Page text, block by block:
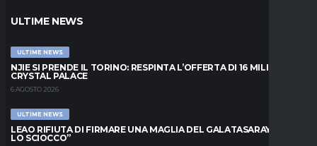
ULTIME NEWS
ULTIME NEWS
NJIE SI PRENDE IL TORINO: RESPINTA L’OFFERTA DI 16 MILIONI DAL
CRYSTAL PALACE
6 AGOSTO 2026
ULTIME NEWS
LEAO RIFIUTA DI FIRMARE UNA MAGLIA DEL GALATASARAY: “FAI
LO SCIOCCO”